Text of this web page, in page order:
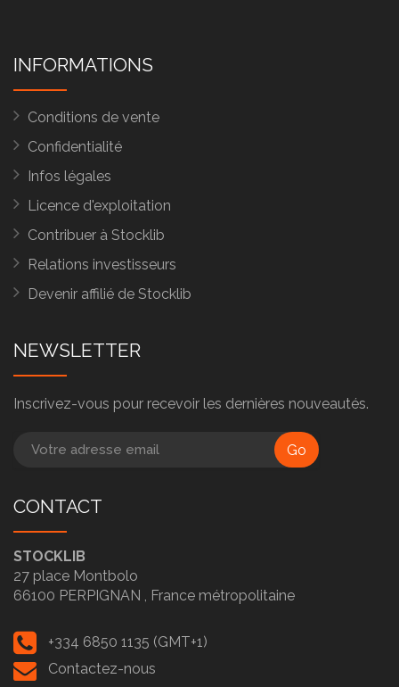
INFORMATIONS
Conditions de vente
Confidentialité
Infos légales
Licence d'exploitation
Contribuer à Stocklib
Relations investisseurs
Devenir affilié de Stocklib
NEWSLETTER
Inscrivez-vous pour recevoir les dernières nouveautés.
Go
CONTACT
STOCKLIB
27 place Montbolo
66100 PERPIGNAN , France métropolitaine
+334 6850 1135 (GMT+1)
Contactez-nous